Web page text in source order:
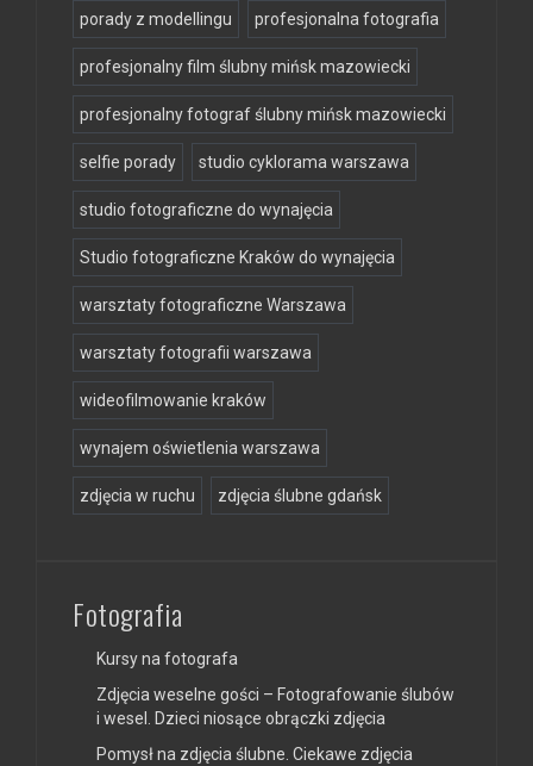
porady z modellingu profesjonalna fotografia
profesjonalny film ślubny mińsk mazowiecki
profesjonalny fotograf ślubny mińsk mazowiecki
selfie porady studio cyklorama warszawa
studio fotograficzne do wynajęcia
Studio fotograficzne Kraków do wynajęcia
warsztaty fotograficzne Warszawa
warsztaty fotografii warszawa
wideofilmowanie kraków
wynajem oświetlenia warszawa
zdjęcia w ruchu zdjęcia ślubne gdańsk
Fotografia
Kursy na fotografa
Zdjęcia weselne gości – Fotografowanie ślubów
i wesel. Dzieci niosące obrączki zdjęcia
Pomysł na zdjęcia ślubne. Ciekawe zdjęcia